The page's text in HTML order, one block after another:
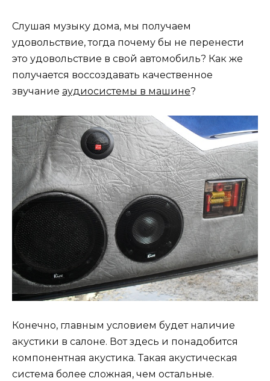
Слушая музыку дома, мы получаем
удовольствие, тогда почему бы не перенести
это удовольствие в свой автомобиль? Как же
получается воссоздавать качественное
звучание аудиосистемы в машине?
Конечно, главным условием будет наличие
акустики в салоне. Вот здесь и понадобится
компонентная акустика. Такая акустическая
система более сложная, чем остальные.